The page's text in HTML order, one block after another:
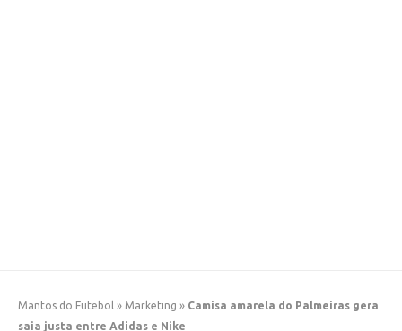
Mantos do Futebol » Marketing » Camisa amarela do Palmeiras gera
saia justa entre Adidas e Nike